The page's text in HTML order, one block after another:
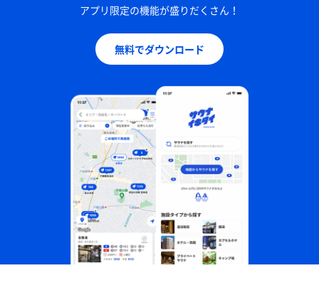
アプリ限定の機能が盛りだくさん！
無料でダウンロード